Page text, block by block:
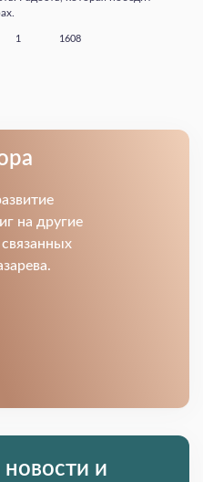
1 1608
на другие
и